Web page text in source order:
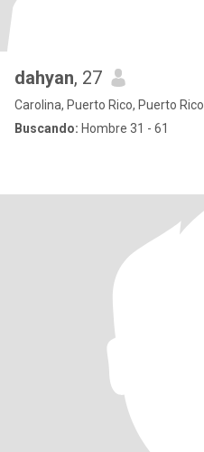
dahyan, 27
Carolina, Puerto Rico, Puerto Rico
Buscando: Hombre 31 - 61